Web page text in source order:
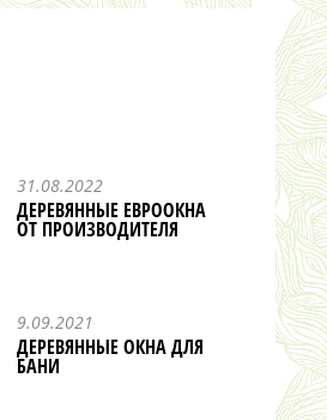
31.08.2022
ДЕРЕВЯННЫЕ ЕВРООКНА
ОТ ПРОИЗВОДИТЕЛЯ
9.09.2021
ДЕРЕВЯННЫЕ ОКНА ДЛЯ
БАНИ